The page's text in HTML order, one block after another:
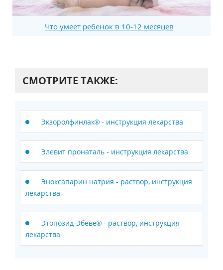
Что умеет ребенок в 10-12 месяцев
СМОТРИТЕ ТАКЖЕ:
Экзоролфинлак® - инструкция лекарства
Элевит пронаталь - инструкция лекарства
Эноксапарин натрия - раствор, инструкция
лекарства
Этопозид-Эбеве® - раствор, инструкция
лекарства